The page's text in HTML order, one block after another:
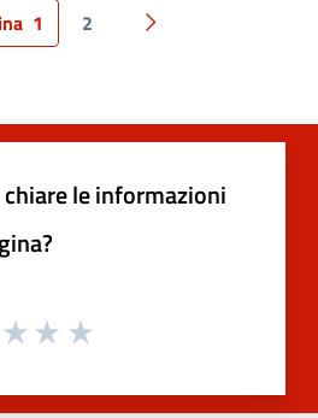
1 2 Pagina successiva
le informazioni